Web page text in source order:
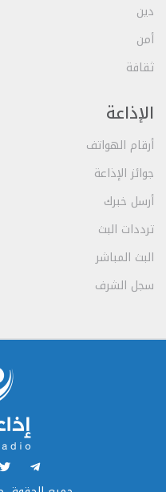
دين
أمن
ثقافة
الإذاعة
أرقام الهواتف
جوائز الإذاعة
أرسل خبرك
ترددات البث
البث المباشر
سجل الشرف